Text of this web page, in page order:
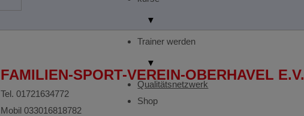
▼
Trainer werden
▼
Qualitätsnetzwerk
Shop
FAMILIEN-SPORT-VEREIN-OBERHAVEL E.V.
Tel. 01721634772
Mobil 033016818782